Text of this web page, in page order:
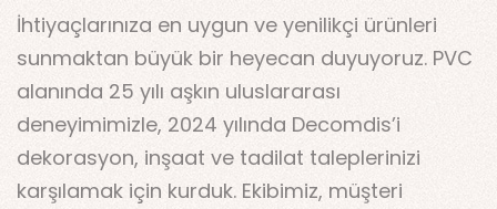
İhtiyaçlarınıza en uygun ve yenilikçi ürünleri
sunmaktan büyük bir heyecan duyuyoruz. PVC
alanında 25 yılı aşkın uluslararası
deneyimimizle, 2024 yılında Decomdis’i
dekorasyon, inşaat ve tadilat taleplerinizi
karşılamak için kurduk. Ekibimiz, müşteri